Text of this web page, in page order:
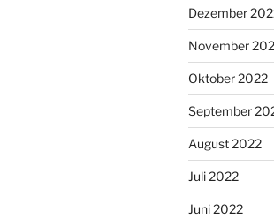
Dezember
November
Oktober 2022
September
August 2022
Juli 2022
Juni 2022